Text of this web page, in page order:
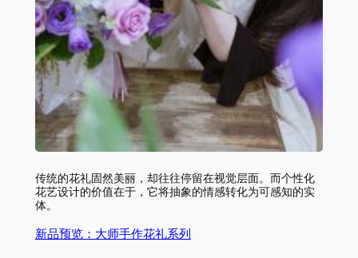
传统的花礼固然美丽，却往往停留在视觉层面。而个性化
花艺设计的价值在于，它将抽象的情感转化为可感知的实
体。
新品预览：大师手作花礼系列